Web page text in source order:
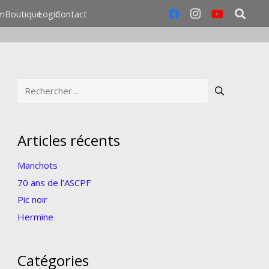
BoutiqueLoginContact
Rechercher :
Articles récents
Manchots
70 ans de l’ASCPF
Pic noir
Hermine
Catégories